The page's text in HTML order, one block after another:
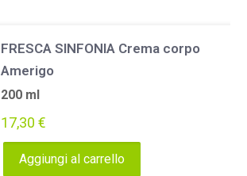
FRESCA SINFONIA Crema corpo
Amerigo
200 ml
17,30 €
Aggiungi al carrello